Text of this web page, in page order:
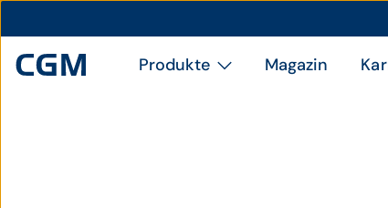
Produkte Magazin